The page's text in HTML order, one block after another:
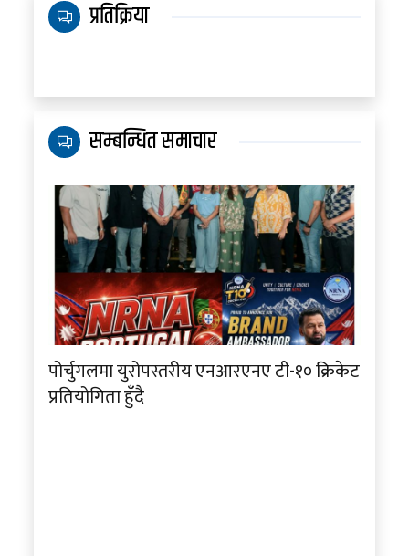
प्रतिक्रिया
सम्बन्धित समाचार
पोर्चुगलमा युरोपस्तरीय एनआरएनए टी-१० क्रिकेट
प्रतियोगिता हुँदै